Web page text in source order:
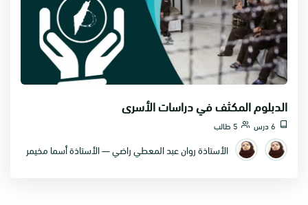
الدبلوم المكثف في دراسات الأسرى
6 درس 5 طالب
الأستاذة روان عبد المعطي راضي — الأستاذة أسما مخيمر